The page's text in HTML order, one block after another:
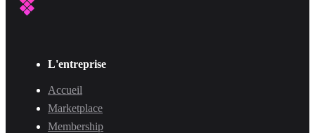
L'entreprise
Accueil
Marketplace
Membership